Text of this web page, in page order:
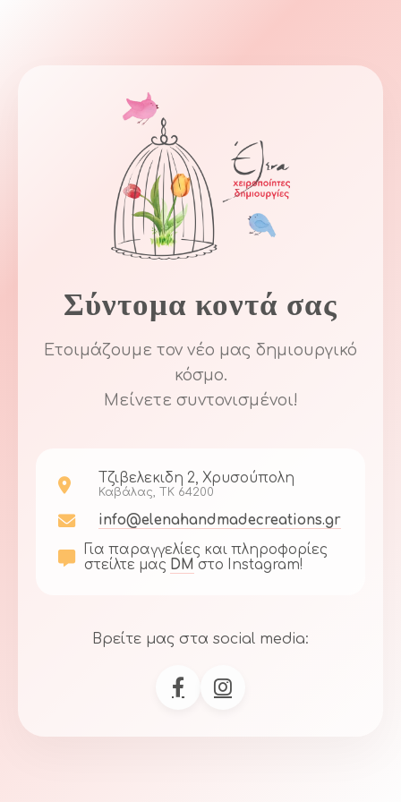
Σύντομα κοντά σας
Ετοιμάζουμε τον νέο μας δημιουργικό
κόσμο.
Μείνετε συντονισμένοι!
Τζιβελεκιδη 2, Χρυσούπολη
Καβάλας, ΤΚ 64200
info@elenahandmadecreations.gr
Για παραγγελίες και πληροφορίες
στείλτε μας DM στο Instagram!
Βρείτε μας στα social media: